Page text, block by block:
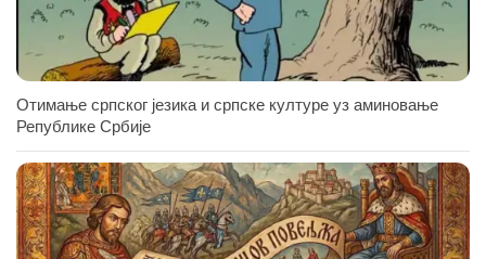
Отимање српског језика и српске културе уз аминовање
Републике Србије